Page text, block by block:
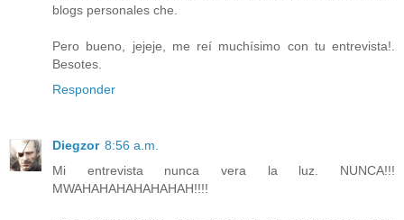
blogs personales che.
Pero bueno, jejeje, me reí muchísimo con tu entrevista!.
Besotes.
Responder
Diegzor 8:56 a.m.
Mi entrevista nunca vera la luz. NUNCA!!!
MWAHAHAHAHAHAHAH!!!!